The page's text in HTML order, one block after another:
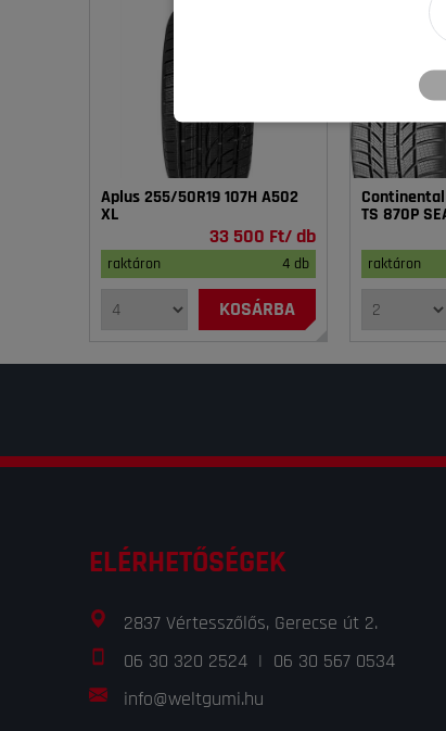
Aplus 255/50R19 107H A502
XL
33 500 Ft/ db
raktáron 4 db
KOSÁRBA
TS 870P
raktáron
ELÉRHETŐSÉGEK
2837 Vértesszőlős, Gerecse út 2.
06 30 320 2524 | 06 30 567 0534
info@weltgumi.hu